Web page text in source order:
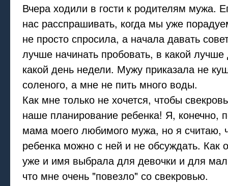
Вчера ходили в гости к родителям мужа.
нас расспрашивать, когда мы уже
не просто спросила, а начала давать
лучше начинать пробовать, в какой
какой день недели. Мужу приказала не
соленого, а мне не пить много воды.
Как мне только не хочется, чтобы
наше планирование ребенка! Я, конечно,
мама моего любимого мужа, но я считаю,
ребенка можно с ней и не обсуждать. Как
уже и имя выбрала для девочки и для
что мне очень "повезло" со свекровью.